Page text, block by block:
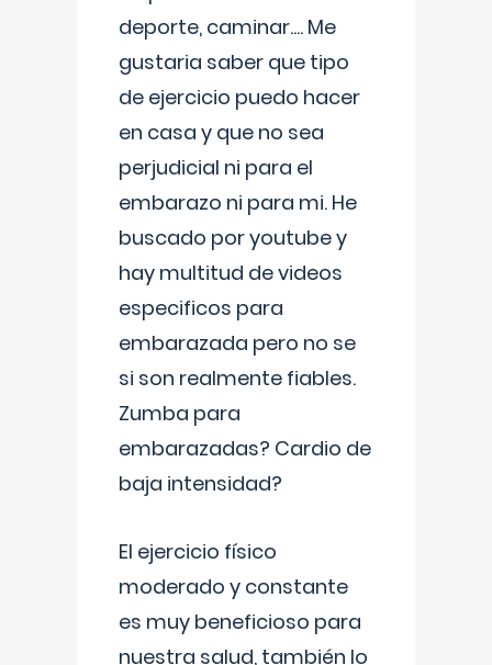
deporte, caminar.... Me
gustaria saber que tipo
de ejercicio puedo hacer
en casa y que no sea
perjudicial ni para el
embarazo ni para mi. He
buscado por youtube y
hay multitud de videos
especificos para
embarazada pero no se
si son realmente fiables.
Zumba para
embarazadas? Cardio de
baja intensidad?
El ejercicio físico
moderado y constante
es muy beneficioso para
nuestra salud, también lo